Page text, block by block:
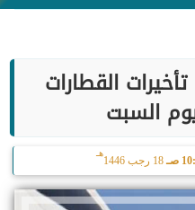
القطارات
السبت
صـ 18 رجب 1446
هـ